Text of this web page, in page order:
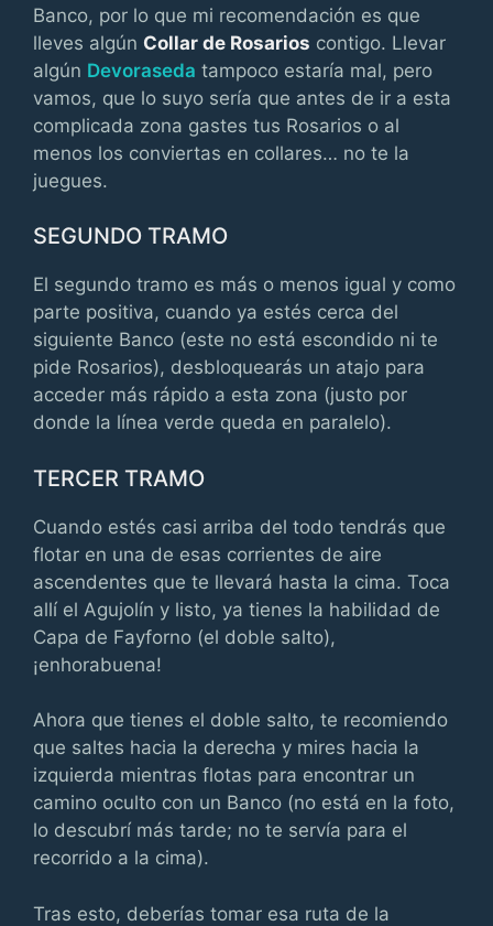
Banco, por lo que mi recomendación es que
lleves algún Collar de Rosarios contigo. Llevar
algún Devoraseda tampoco estaría mal, pero
vamos, que lo suyo sería que antes de ir a esta
complicada zona gastes tus Rosarios o al
menos los conviertas en collares… no te la
juegues.
SEGUNDO TRAMO
El segundo tramo es más o menos igual y como
parte positiva, cuando ya estés cerca del
siguiente Banco (este no está escondido ni te
pide Rosarios), desbloquearás un atajo para
acceder más rápido a esta zona (justo por
donde la línea verde queda en paralelo).
TERCER TRAMO
Cuando estés casi arriba del todo tendrás que
flotar en una de esas corrientes de aire
ascendentes que te llevará hasta la cima. Toca
allí el Agujolín y listo, ya tienes la habilidad de
Capa de Fayforno (el doble salto),
¡enhorabuena!
Ahora que tienes el doble salto, te recomiendo
que saltes hacia la derecha y mires hacia la
izquierda mientras flotas para encontrar un
camino oculto con un Banco (no está en la foto,
lo descubrí más tarde; no te servía para el
recorrido a la cima).
Tras esto, deberías tomar esa ruta de la